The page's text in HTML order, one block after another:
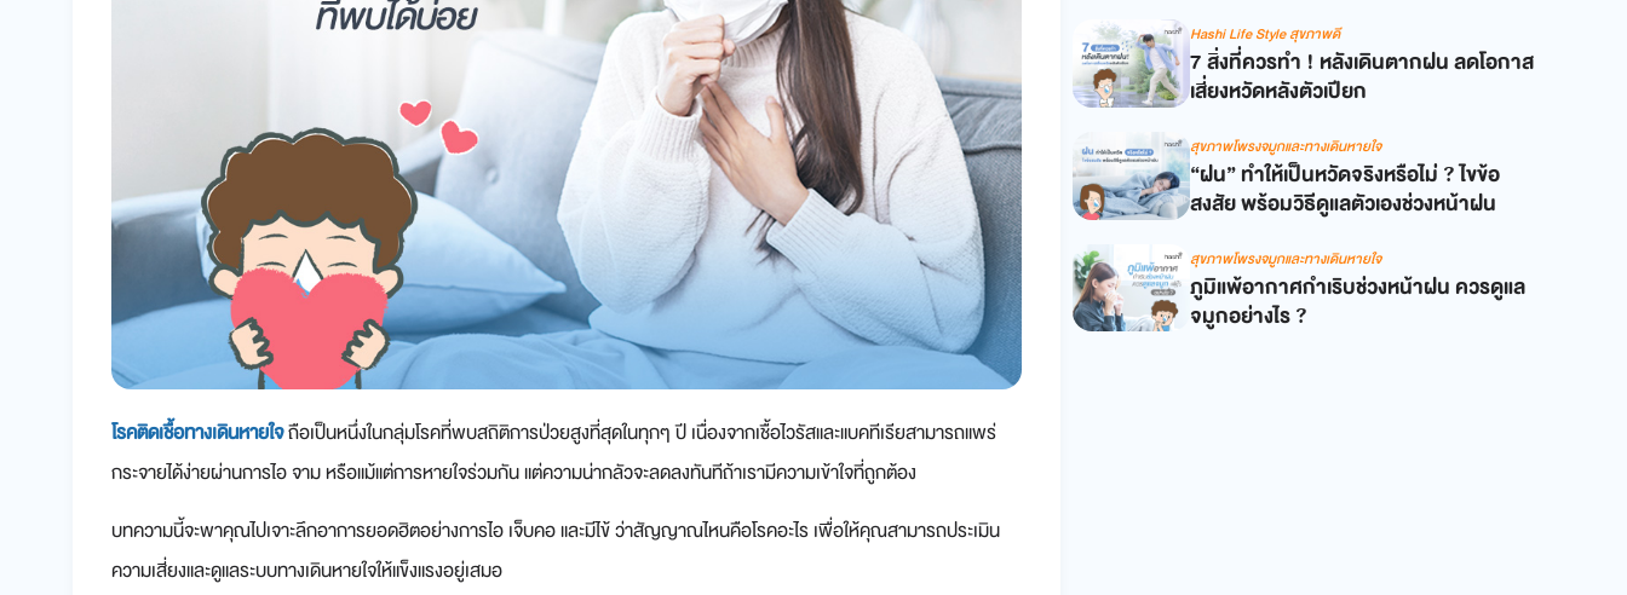
โรคติดเชื้อทางเดินหายใจถือเป็นหนึ่งในกลุ่มโรคที่พบสถิติการป่วยสูงที่สุดในทุกๆ ปี เนื่องจากเชื้อไวรัสและแบคทีเรียสามารถแพร่
กระจายได้ง่ายผ่านการไอ จาม หรือแม้แต่การหายใจร่วมกัน แต่ความน่ากลัวจะลดลงทันทีถ้าเรามีความเข้าใจที่ถูกต้อง
บทความนี้จะพาคุณไปเจาะลึกอาการยอดฮิตอย่างการไอ เจ็บคอ และมีไข้ ว่าสัญญาณไหนคือโรคอะไร เพื่อให้คุณสามารถประเมิน
ความเสี่ยงและดูแลระบบทางเดินหายใจให้แข็งแรงอยู่เสมอ
Hashi Life Style สุขภาพดี
7 สิ่งที่ควรทำ ! หลังเดินตากฝน ลดโอกาส
เสี่ยงหวัดหลังตัวเปียก
สุขภาพโพรงจมูกและทางเดินหายใจ
“ฝน” ทำให้เป็นหวัดจริงหรือไม่ ? ไขข้อ
สงสัย พร้อมวิธีดูแลตัวเองช่วงหน้าฝน
สุขภาพโพรงจมูกและทางเดินหายใจ
ภูมิแพ้อากาศกำเริบช่วงหน้าฝน ควรดูแล
จมูกอย่างไร ?